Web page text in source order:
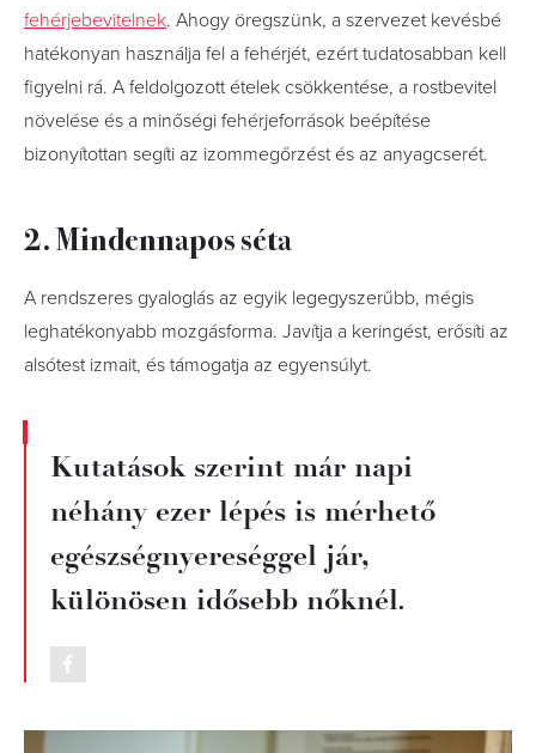
fehérjebevitelnek. Ahogy öregszünk, a szervezet kevésbé
hatékonyan használja fel a fehérjét, ezért tudatosabban kell
figyelni rá. A feldolgozott ételek csökkentése, a rostbevitel
növelése és a minőségi fehérjeforrások beépítése
bizonyítottan segíti az izommegőrzést és az anyagcserét.
2. Mindennapos séta
A rendszeres gyaloglás az egyik legegyszerűbb, mégis
leghatékonyabb mozgásforma. Javítja a keringést, erősíti az
alsótest izmait, és támogatja az egyensúlyt.
Kutatások szerint már napi
néhány ezer lépés is mérhető
egészségnyereséggel jár,
különösen idősebb nőknél.